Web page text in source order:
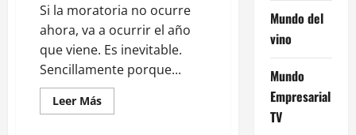
Si la moratoria no ocurre
ahora, va a ocurrir el año
que viene. Es inevitable.
Sencillamente porque...
Leer MásLeer
más
Mundo del
vino
Mundo
Empresarial
TV